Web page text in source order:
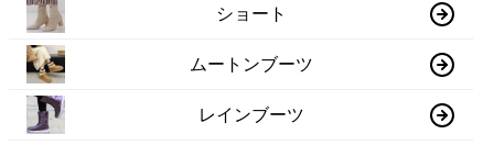
ショート
ムートンブーツ
レインブーツ